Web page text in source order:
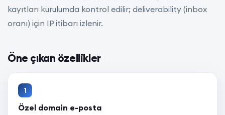
kayıtları kurulumda kontrol edilir; deliverability (inbox
oranı) için IP itibarı izlenir.
Öne çıkan özellikler
1
Özel domain e-posta